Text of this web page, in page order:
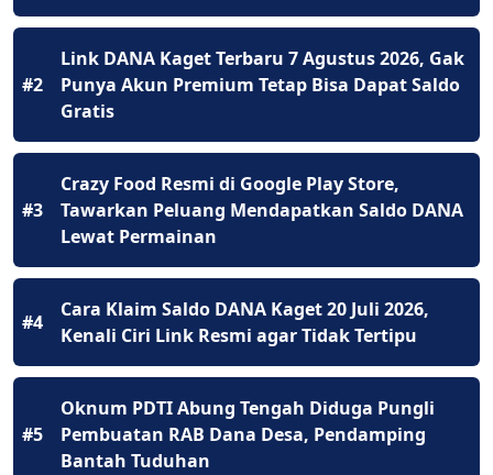
#2
Link DANA Kaget Terbaru 7 Agustus 2026, Gak
Punya Akun Premium Tetap Bisa Dapat Saldo
Gratis
#3
Crazy Food Resmi di Google Play Store,
Tawarkan Peluang Mendapatkan Saldo DANA
Lewat Permainan
#4
Cara Klaim Saldo DANA Kaget 20 Juli 2026,
Kenali Ciri Link Resmi agar Tidak Tertipu
#5
Oknum PDTI Abung Tengah Diduga Pungli
Pembuatan RAB Dana Desa, Pendamping
Bantah Tuduhan